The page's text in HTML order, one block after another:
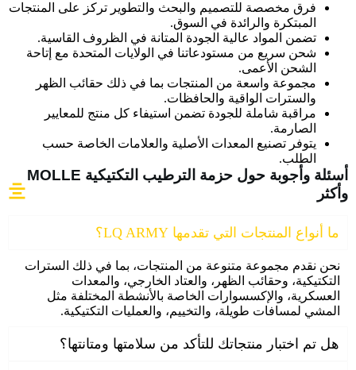
فرق مخصصة للتصميم والبحث والتطوير تركز على المنتجات
المبتكرة والرائدة في السوق.
تضمن المواد عالية الجودة المتانة في الظروف القاسية.
شحن سريع من مستودعاتنا في الولايات المتحدة مع إتاحة
الشحن الأعمى.
مجموعة واسعة من المنتجات بما في ذلك حقائب الظهر
والسترات الواقية والحافظات.
مراقبة شاملة للجودة تضمن استيفاء كل منتج للمعايير
الصارمة.
يتوفر تصنيع المعدات الأصلية والعلامات الخاصة حسب
الطلب.
أسئلة وأجوبة حول حزمة الترطيب التكتيكية MOLLE
وأكثر
ما أنواع المنتجات التي تقدمها LQ ARMY؟
نحن نقدم مجموعة متنوعة من المنتجات، بما في ذلك السترات
التكتيكية، وحقائب الظهر، والعتاد الخارجي، والمعدات
العسكرية، والإكسسوارات الخاصة بالأنشطة المختلفة مثل
المشي لمسافات طويلة، والتخييم، والعمليات التكتيكية.
هل تم اختبار منتجاتك للتأكد من سلامتها ومتانتها؟